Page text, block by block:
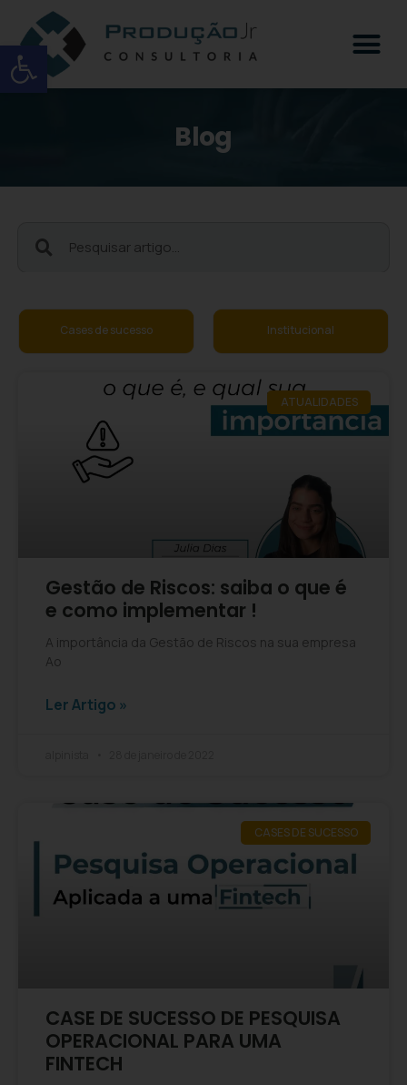
Open toolbar
Blog
Institucional Negócios
ATUALIDADES
Gestão de Riscos: saiba o que é
e como implementar !
A importância da Gestão de Riscos na sua empresa
Ao
Ler Artigo »
CASES DE SUCESSO
CASE DE SUCESSO DE PESQUISA
OPERACIONAL PARA UMA
FINTECH